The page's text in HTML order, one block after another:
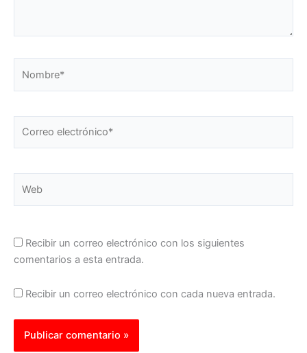
Recibir un correo electrónico con los siguientes
comentarios a esta entrada.
Recibir un correo electrónico con cada nueva entrada.